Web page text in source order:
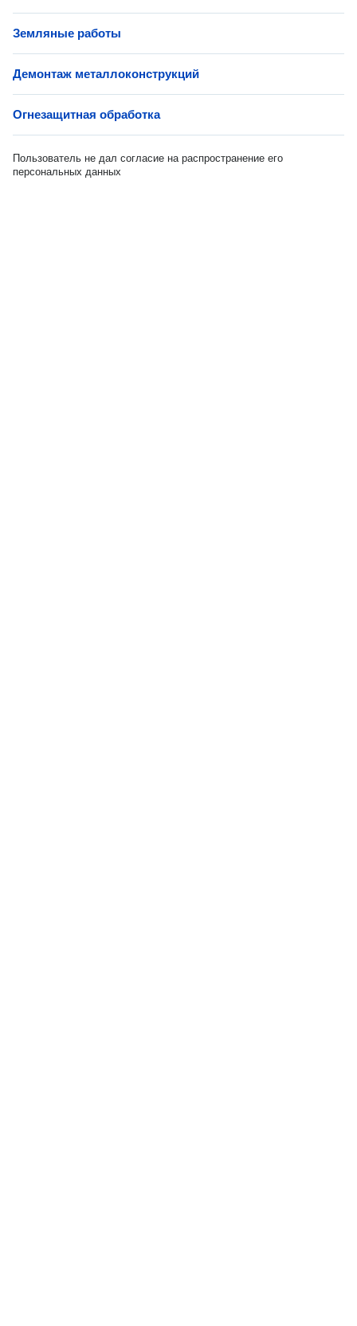
Земляные работы
Демонтаж металлоконструкций
Огнезащитная обработка
Пользователь не дал согласие на распространение его
персональных данных